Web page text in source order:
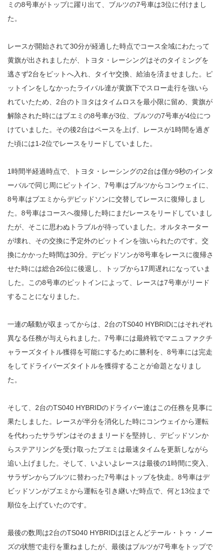
ミの8号車がトップに躍り出て、ブルツの7号車は3位に付けまし
た。
レースが開始されて30分が経過した時点でコース全域にわたって
黄旗が出されましたが、トヨタ・レーシングはそのタイミングを
逃さず2台をピットへ入れ、タイヤ交換、給油を済ませました。ピ
ットインをしなかったライバル達が黄旗下でスロー走行を強いら
れていたため、2台のトヨタはタイムロスを最小限に留め、黄旗が
解除された時にはブエミの8号車が3位、ブルツの7号車が4位につ
けていました。その後2台はペースを上げ、レースが1時間を過ぎ
た頃には1-2位でレースをリードしていました。
1時間半経過時点で、トヨタ・レーシングの2台は僅か9秒のインタ
ーバルで同じ周にピットイン、7号車はブルツからコンウェイに、
8号車はブエミからデビッドソンに交替してレースに復帰しまし
た。8号車はコースへ復帰した時にまだレースをリードしていまし
たが、そこに思わぬトラブルが待っていました。オルタネーター
が壊れ、その交換に予定外のピットインを強いられたのです。交
換にかかった時間は30分。デビッドソンが8号車をレースに復帰さ
せた時には総合26位に後退し、トップから17周遅れになっていま
した。この8号車のピットインによって、レースは7号車がリード
することになりました。
一連の騒動が収まってからは、2台のTS040 HYBRIDにはそれぞれ
異なる任務が与えられました。7号車には最終戦でマニュファクチ
ャラーズタイトル獲得を可能にするために勝利を、8号車には完走
をしてドライバーズタイトルを獲得することが命題となりまし
た。
そして、2台のTS040 HYBRIDのドライバー達はこの任務を見事に
果たしました。レースが半分を消化した時にコンウェイから運転
を代わったサラザンはそのままリードを堅持し、デビッドソンか
らステアリングを受け取ったブエミは最速タイムを更新しながら
追い上げました。そして、いよいよレースは最後の1時間に突入、
サラザンからブルツに替わった7号車はトップを快走。8号車はデ
ビッドソンがブエミから運転を引き継いだ時点で、何と13位まで
順位を上げていたのです。
最後の数周は2台のTS040 HYBRIDはほとんどテール・トゥ・ノー
ズの状態で走行を重ねましたが、最後はブルツが7号車をトップで